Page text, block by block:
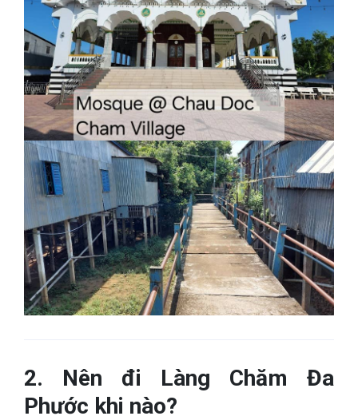
2. Nên đi Làng Chăm Đa
Phước khi nào?